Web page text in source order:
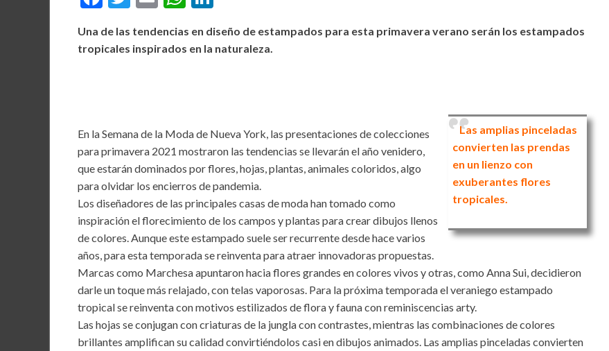
e
k
itt
er
ai at
p
ke
Una de las tendencias en diseño de estampados para esta primavera verano serán los estampados
tropicales inspirados en la naturaleza.
Las amplias pinceladas
convierten las prendas
en un lienzo con
exuberantes flores
tropicales.
En la Semana de la Moda de Nueva York, las presentaciones de colecciones
para primavera 2021 mostraron las tendencias se llevarán el año venidero,
que estarán dominados por flores, hojas, plantas, animales coloridos, algo
para olvidar los encierros de pandemia.
Los diseñadores de las principales casas de moda han tomado como
inspiración el florecimiento de los campos y plantas para crear dibujos llenos
de colores. Aunque este estampado suele ser recurrente desde hace varios
años, para esta temporada se reinventa para atraer innovadoras propuestas.
Marcas como Marchesa apuntaron hacia flores grandes en colores vivos y otras, como Anna Sui, decidieron
darle un toque más relajado, con telas vaporosas. Para la próxima temporada el veraniego estampado
tropical se reinventa con motivos estilizados de flora y fauna con reminiscencias arty.
Las hojas se conjugan con criaturas de la jungla con contrastes, mientras las combinaciones de colores
brillantes amplifican su calidad convirtiéndolos casi en dibujos animados. Las amplias pinceladas convierten